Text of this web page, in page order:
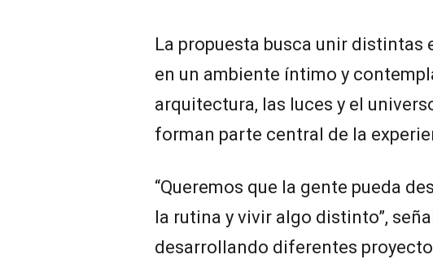
La propuesta busca unir
en un ambiente íntimo y
arquitectura, las luces y el
forman parte central de la
“Queremos que la gente pueda
la rutina y vivir algo distinto”,
desarrollando diferentes